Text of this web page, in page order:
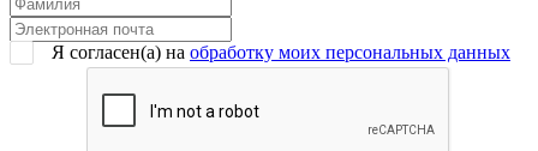
Я согласен(a) на обработку моих персональных данных